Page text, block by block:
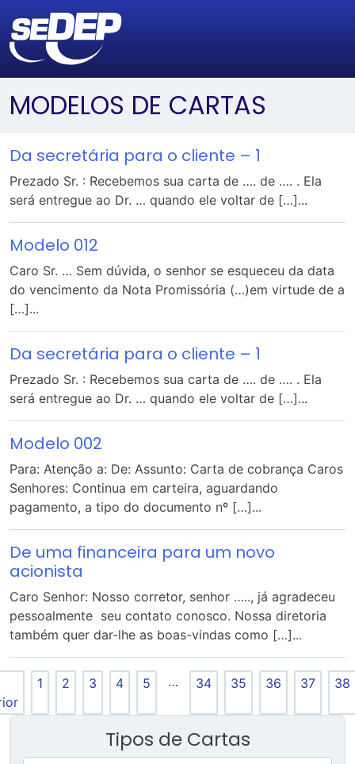
MODELOS DE CARTAS
Da secretária para o cliente – 1
Prezado Sr. : Recebemos sua carta de …. de …. . Ela
será entregue ao Dr. … quando ele voltar de […]...
Modelo 012
Caro Sr. … Sem dúvida, o senhor se esqueceu da data
do vencimento da Nota Promissória (…)em virtude de a
[…]...
Da secretária para o cliente – 1
Prezado Sr. : Recebemos sua carta de …. de …. . Ela
será entregue ao Dr. … quando ele voltar de […]...
Modelo 002
Para: Atenção a: De: Assunto: Carta de cobrança Caros
Senhores: Continua em carteira, aguardando
pagamento, a tipo do documento nº […]...
De uma financeira para um novo
acionista
Caro Senhor: Nosso corretor, senhor ….., já agradeceu
pessoalmente seu contato conosco. Nossa diretoria
também quer dar-lhe as boas-vindas como […]...
1 2 3 4 5 … 34 35 36 37 38
Tipos de Cartas